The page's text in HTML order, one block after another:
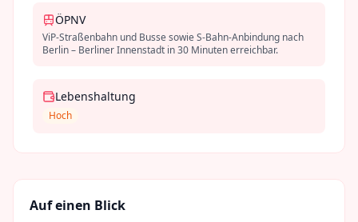
ÖPNV
ViP-Straßenbahn und Busse sowie S-Bahn-Anbindung nach
Berlin – Berliner Innenstadt in 30 Minuten erreichbar.
Lebenshaltung
Hoch
Auf einen Blick